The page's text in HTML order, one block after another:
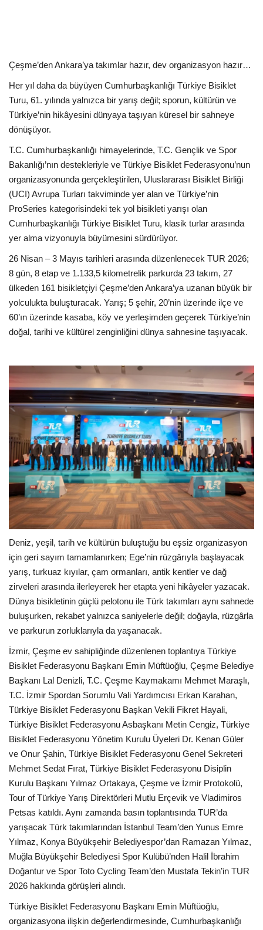
Ekonomi
Gündem
Dünya
Çeşme’den Ankara’ya takımlar hazır, dev organizasyon hazır…
Her yıl daha da büyüyen Cumhurbaşkanlığı Türkiye Bisiklet
Turu, 61. yılında yalnızca bir yarış değil; sporun, kültürün ve
Türkiye’nin hikâyesini dünyaya taşıyan küresel bir sahneye
dönüşüyor.
T.C. Cumhurbaşkanlığı himayelerinde, T.C. Gençlik ve Spor
Bakanlığı’nın destekleriyle ve Türkiye Bisiklet Federasyonu’nun
organizasyonunda gerçekleştirilen, Uluslararası Bisiklet Birliği
(UCI) Avrupa Turları takviminde yer alan ve Türkiye’nin
ProSeries kategorisindeki tek yol bisikleti yarışı olan
Cumhurbaşkanlığı Türkiye Bisiklet Turu, klasik turlar arasında
yer alma vizyonuyla büyümesini sürdürüyor.
26 Nisan – 3 Mayıs tarihleri arasında düzenlenecek TUR 2026;
8 gün, 8 etap ve 1.133,5 kilometrelik parkurda 23 takım, 27
ülkeden 161 bisikletçiyi Çeşme’den Ankara’ya uzanan büyük bir
yolculukta buluşturacak. Yarış; 5 şehir, 20’nin üzerinde ilçe ve
60’ın üzerinde kasaba, köy ve yerleşimden geçerek Türkiye’nin
doğal, tarihi ve kültürel zenginliğini dünya sahnesine taşıyacak.
Deniz, yeşil, tarih ve kültürün buluştuğu bu eşsiz organizasyon
için geri sayım tamamlanırken; Ege’nin rüzgârıyla başlayacak
yarış, turkuaz kıyılar, çam ormanları, antik kentler ve dağ
zirveleri arasında ilerleyerek her etapta yeni hikâyeler yazacak.
Dünya bisikletinin güçlü pelotonu ile Türk takımları aynı sahnede
buluşurken, rekabet yalnızca saniyelerle değil; doğayla, rüzgârla
ve parkurun zorluklarıyla da yaşanacak.
İzmir, Çeşme ev sahipliğinde düzenlenen toplantıya Türkiye
Bisiklet Federasyonu Başkanı Emin Müftüoğlu, Çeşme Belediye
Başkanı Lal Denizli, T.C. Çeşme Kaymakamı Mehmet Maraşlı,
T.C. İzmir Spordan Sorumlu Vali Yardımcısı Erkan Karahan,
Türkiye Bisiklet Federasyonu Başkan Vekili Fikret Hayali,
Türkiye Bisiklet Federasyonu Asbaşkanı Metin Cengiz, Türkiye
Bisiklet Federasyonu Yönetim Kurulu Üyeleri Dr. Kenan Güler
ve Onur Şahin, Türkiye Bisiklet Federasyonu Genel Sekreteri
Mehmet Sedat Fırat, Türkiye Bisiklet Federasyonu Disiplin
Kurulu Başkanı Yılmaz Ortakaya, Çeşme ve İzmir Protokolü,
Tour of Türkiye Yarış Direktörleri Mutlu Erçevik ve Vladimiros
Petsas katıldı. Aynı zamanda basın toplantısında TUR’da
yarışacak Türk takımlarından İstanbul Team’den Yunus Emre
Yılmaz, Konya Büyükşehir Belediyespor’dan Ramazan Yılmaz,
Muğla Büyükşehir Belediyesi Spor Kulübü’nden Halil İbrahim
Doğantur ve Spor Toto Cycling Team’den Mustafa Tekin’in TUR
2026 hakkında görüşleri alındı.
Türkiye Bisiklet Federasyonu Başkanı Emin Müftüoğlu,
organizasyona ilişkin değerlendirmesinde, Cumhurbaşkanlığı